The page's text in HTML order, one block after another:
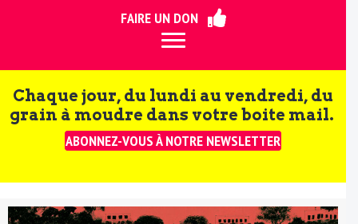
FAIRE UN DON
Chaque jour, du lundi au vendredi, du
grain à moudre dans votre boite mail.
ABONNEZ-VOUS À NOTRE NEWSLETTER